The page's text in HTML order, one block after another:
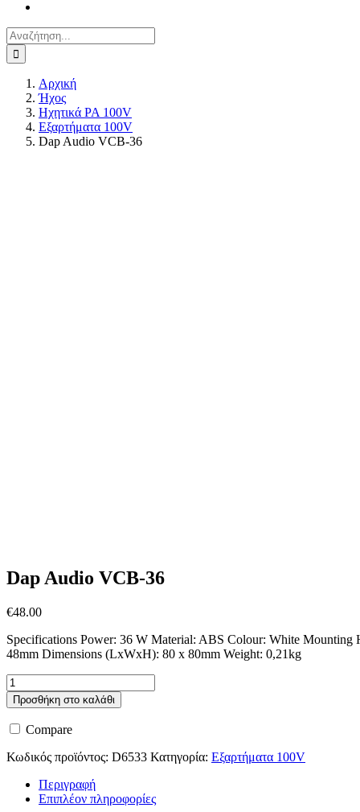
Αναζήτηση
για:
Αρχική
Ήχος
Ηχητικά PA 100V
Εξαρτήματα 100V
Dap Audio VCB-36
Dap Audio VCB-36
€48.00
Specifications Power: 36 W Material: ABS Colour: White Mounting
48mm Dimensions (LxWxH): 80 x 80mm Weight: 0,21kg
Dap
Audio
VCB-
36
ποσότητα
Προσθήκη στο καλάθι
Compare
Κωδικός προϊόντος: D6533 Κατηγορία: Εξαρτήματα 100V
Περιγραφή
Επιπλέον πληροφορίες